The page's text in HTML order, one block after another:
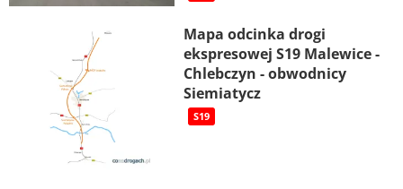
Mapa odcinka drogi
ekspresowej S19 Malewice -
Chlebczyn - obwodnicy
Siemiatycz
S19